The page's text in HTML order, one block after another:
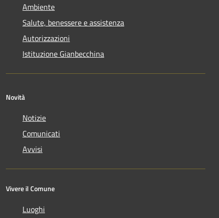
Ambiente
Salute, benessere e assistenza
Autorizzazioni
Istituzione Gianbecchina
Novità
Notizie
Comunicati
Avvisi
Vivere il Comune
Luoghi